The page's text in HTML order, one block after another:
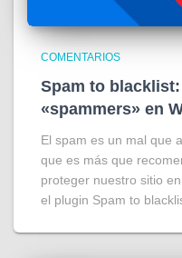
COMENTARIOS
Spam to
«spammers» en
El spam es un mal que
que es más que
proteger nuestro sitio
el plugin Spam to